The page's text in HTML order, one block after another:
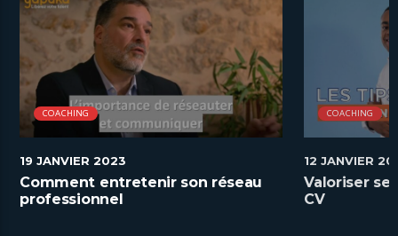
COACHING
19 JANVIER 2023
Comment entretenir son réseau
professionnel
COACHING
12 JANVIER
Valoriser
CV